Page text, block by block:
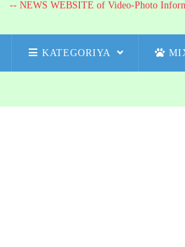
-- NEWS WEBSITE of Video-Photo
KATEGORIYA